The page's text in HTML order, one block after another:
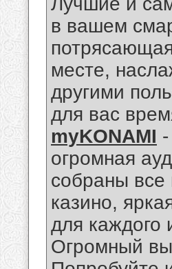
в вашем
месте,
другими
для вас
myKONAMI
огромная
собраны
казино,
для каждого
Огромный